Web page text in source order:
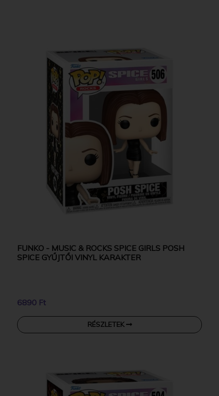
FUNKO - MUSIC & ROCKS SPICE GIRLS POSH
SPICE GYŰJTŐI VINYL KARAKTER
6890 Ft
RÉSZLETEK